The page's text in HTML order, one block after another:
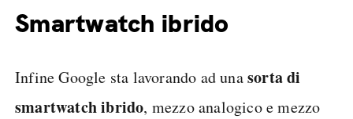
Smartwatch ibrido
Infine Google sta lavorando ad unasorta di
smartwatch ibrido, mezzo analogico e mezzo